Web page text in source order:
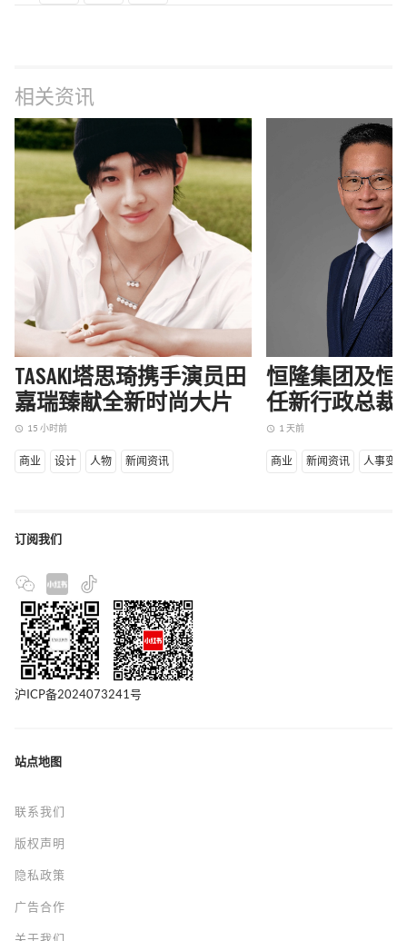
相关资讯
TASAKI塔思琦携手演员田
嘉瑞臻献全新时尚大片
access_time 15 小时前
商业 设计 人物 新闻资讯
恒隆集团及恒
任新行政总裁
access_time 1 天前
商业 新闻资讯 人事变动
订阅我们
沪ICP备2024073241号
站点地图
联系我们
版权声明
隐私政策
广告合作